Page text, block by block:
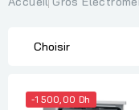
Choisir
-1 500,00 Dh